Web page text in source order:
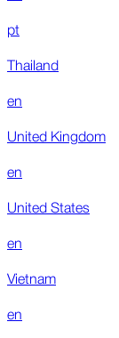
pt
Thailand
en
United Kingdom
en
United States
en
Vietnam
en